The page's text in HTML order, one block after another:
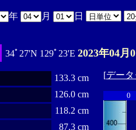
年 月 日
34ﾟ27'N 129ﾟ23'E 2023年04月
133.3 cm
126.0 cm
118.2 cm
87.3 cm
[デー
0